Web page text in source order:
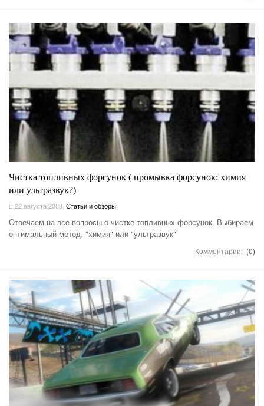
Чистка топливных форсунок ( промывка форсунок: химия
или ультразвук?)
22 августа 2008 Статьи и обзоры
Отвечаем на все вопросы о чистке топливных форсунок. Выбираем
оптимальный метод, "химия" или "ультразвук"
Комментарии: (0)